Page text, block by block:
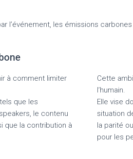
l’événement, les émissions
à comment limiter
que les
le contenu
que la contribution à
Cette
l’humain.
Elle vise
situation
la parité
pour les